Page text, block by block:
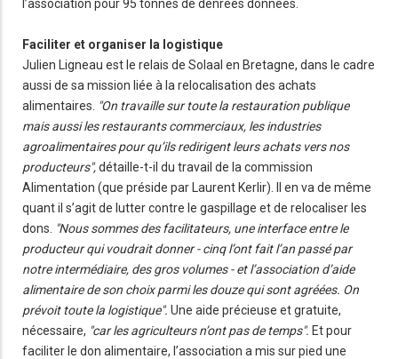
l’association pour 95 tonnes de denrées données.
Faciliter et organiser la logistique
Julien Ligneau est le relais de Solaal en Bretagne, dans le cadre
aussi de sa mission liée à la relocalisation des achats
alimentaires. "On travaille sur toute la restauration publique
mais aussi les restaurants commerciaux, les industries
agroalimentaires pour qu’ils redirigent leurs achats vers nos
producteurs",détaille-t-il du travail de la commission
Alimentation (que préside par Laurent Kerlir). Il en va de même
quant il s’agit de lutter contre le gaspillage et de relocaliser les
dons. "Nous sommes des facilitateurs, une interface entre le
producteur qui voudrait donner - cinq l’ont fait l’an passé par
notre intermédiaire, des gros volumes - et l’association d’aide
alimentaire de son choix parmi les douze qui sont agréées. On
prévoit toute la logistique". Une aide précieuse et gratuite,
nécessaire, "car les agriculteurs n’ont pas de temps". Et pour
faciliter le don alimentaire, l’association a mis sur pied une